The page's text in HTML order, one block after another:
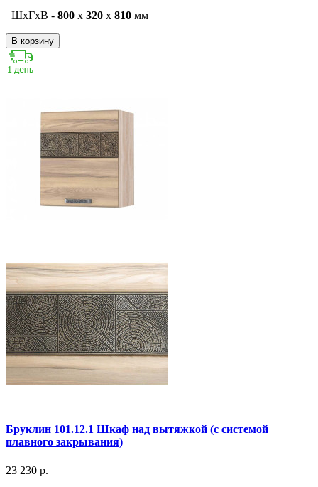
ШxГxВ - 800 x 320 x 810 мм
В корзину
Бруклин 101.12.1 Шкаф над вытяжкой (с системой
плавного закрывания)
23 230 р.